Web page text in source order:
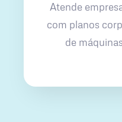
Atende
com planos
de